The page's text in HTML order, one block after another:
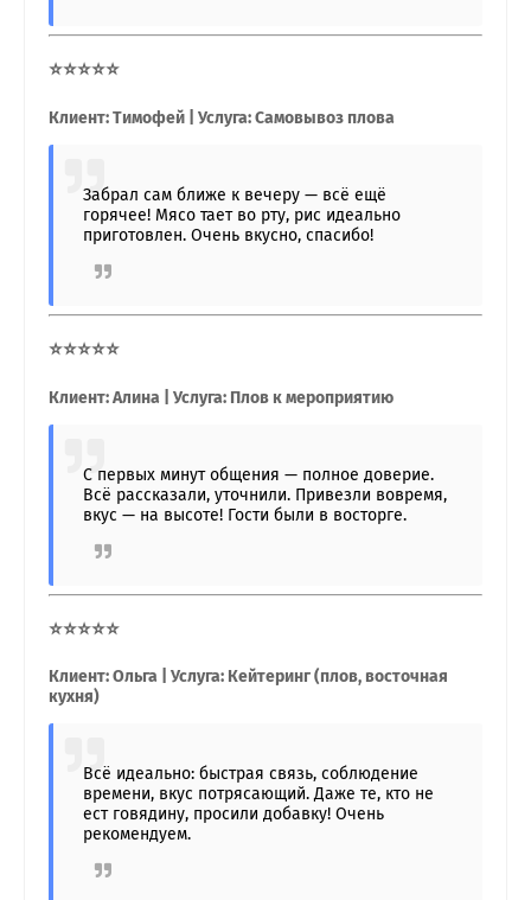
⭐⭐⭐⭐⭐
Клиент: Тимофей | Услуга: Самовывоз плова
Забрал сам ближе к вечеру — всё ещё
горячее! Мясо тает во рту, рис идеально
приготовлен. Очень вкусно, спасибо!
⭐⭐⭐⭐⭐
Клиент: Алина | Услуга: Плов к мероприятию
С первых минут общения — полное доверие.
Всё рассказали, уточнили. Привезли вовремя,
вкус — на высоте! Гости были в восторге.
⭐⭐⭐⭐⭐
Клиент: Ольга | Услуга: Кейтеринг (плов, восточная
кухня)
Всё идеально: быстрая связь, соблюдение
времени, вкус потрясающий. Даже те, кто не
ест говядину, просили добавку! Очень
рекомендуем.